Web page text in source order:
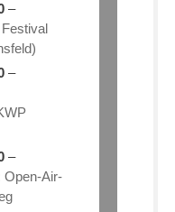
–
–
–
Open-Air-